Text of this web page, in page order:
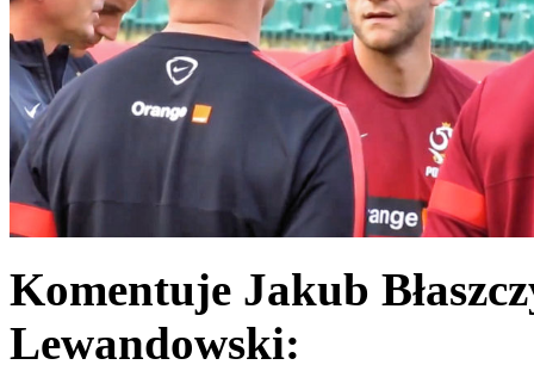
Komentuje Jakub
Lewandowski: